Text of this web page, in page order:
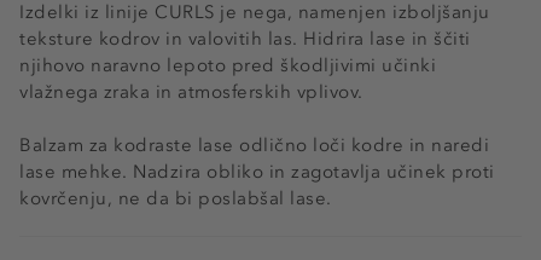
Izdelki iz linije CURLS je nega, namenjen izboljšanju
teksture kodrov in valovitih las. Hidrira lase in ščiti
njihovo naravno lepoto pred škodljivimi učinki
vlažnega zraka in atmosferskih vplivov.
Balzam za kodraste lase odlično loči kodre in naredi
lase mehke. Nadzira obliko in zagotavlja učinek proti
kovrčenju, ne da bi poslabšal lase.